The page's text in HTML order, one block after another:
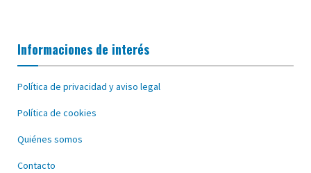
Informaciones de interés
Política de privacidad y aviso legal
Política de cookies
Quiénes somos
Contacto